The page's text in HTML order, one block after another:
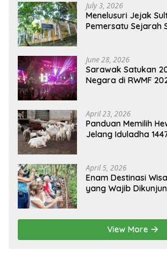
July 3, 2026
Menelusuri Jejak
Pemersatu Sejarah
June 28, 2026
Sarawak Satukan
Negara di RWMF
April 23, 2026
Panduan Memilih
Jelang Iduladha
April 5, 2026
Enam Destinasi
yang Wajib
View More